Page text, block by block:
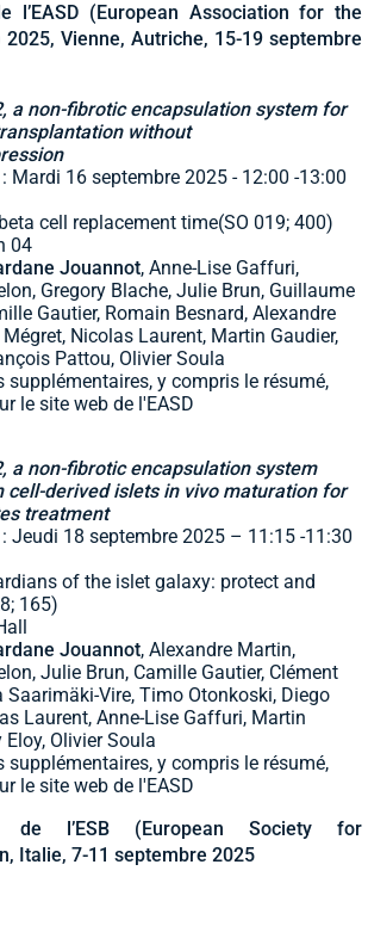
l’EASD (European Association for the
Vienne, Autriche, 15-19 septembre
a non-fibrotic encapsulation system for
without
: Mardi 16 septembre 2025 - 12:00 -13:00
cell replacement time(SO 019; 400)
04
Jouannot, Anne-Lise Gaffuri,
Gregory Blache, Julie Brun, Guillaume
Gautier, Romain Besnard, Alexandre
Nicolas Laurent, Martin Gaudier,
Pattou, Olivier Soula
supplémentaires, y compris le résumé,
le site web de l'EASD
a non-fibrotic encapsulation system
cell-derived islets in vivo maturation for
treatment
: Jeudi 18 septembre 2025 – 11:15 -11:30
of the islet galaxy: protect and
165)
Jouannot, Alexandre Martin,
Julie Brun, Camille Gautier, Clément
Saarimäki-Vire, Timo Otonkoski, Diego
Laurent, Anne-Lise Gaffuri, Martin
Eloy, Olivier Soula
supplémentaires, y compris le résumé,
le site web de l'EASD
de l’ESB (European Society for
Italie, 7-11 septembre 2025